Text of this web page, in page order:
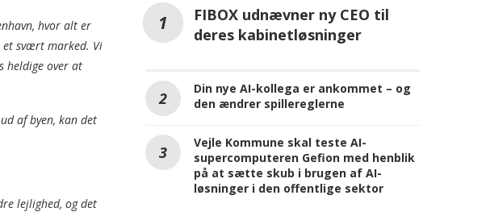
hvor alt er
et svært marked. Vi
heldige over at
af byen, kan det
lejlighed, og det
FIBOX udnævner ny CEO til
deres kabinetløsninger
Din nye AI-kollega er ankommet – og
den ændrer spillereglerne
Vejle Kommune skal teste AI-
supercomputeren Gefion med henblik
på at sætte skub i brugen af AI-
løsninger i den offentlige sektor